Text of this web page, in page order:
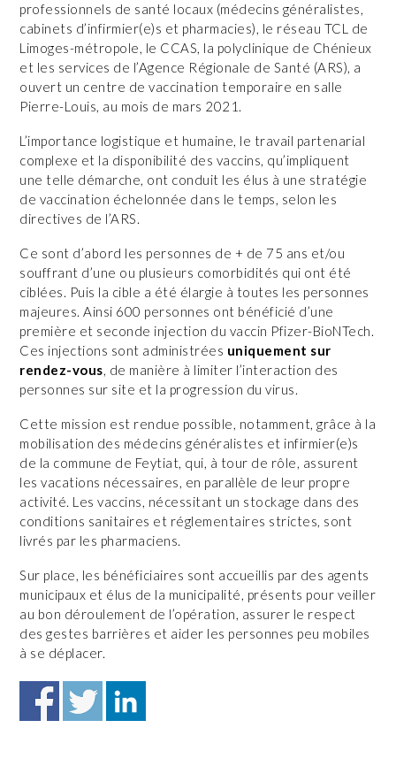
professionnels de santé locaux (médecins généralistes,
cabinets d’infirmier(e)s et pharmacies), le réseau TCL de
Limoges-métropole, le CCAS, la polyclinique de Chénieux
et les services de l’Agence Régionale de Santé (ARS), a
ouvert un centre de vaccination temporaire en salle
Pierre-Louis, au mois de mars 2021.
L’importance logistique et humaine, le travail partenarial
complexe et la disponibilité des vaccins, qu’impliquent
une telle démarche, ont conduit les élus à une stratégie
de vaccination échelonnée dans le temps, selon les
directives de l’ARS.
Ce sont d’abord les personnes de + de 75 ans et/ou
souffrant d’une ou plusieurs comorbidités qui ont été
ciblées. Puis la cible a été élargie à toutes les personnes
majeures. Ainsi 600 personnes ont bénéficié d’une
première et seconde injection du vaccin Pfizer-BioNTech.
Ces injections sont administrées uniquement sur
rendez-vous, de manière à limiter l’interaction des
personnes sur site et la progression du virus.
Cette mission est rendue possible, notamment, grâce à la
mobilisation des médecins généralistes et infirmier(e)s
de la commune de Feytiat, qui, à tour de rôle, assurent
les vacations nécessaires, en parallèle de leur propre
activité. Les vaccins, nécessitant un stockage dans des
conditions sanitaires et réglementaires strictes, sont
livrés par les pharmaciens.
Sur place, les bénéficiaires sont accueillis par des agents
municipaux et élus de la municipalité, présents pour veiller
au bon déroulement de l’opération, assurer le respect
des gestes barrières et aider les personnes peu mobiles
à se déplacer.